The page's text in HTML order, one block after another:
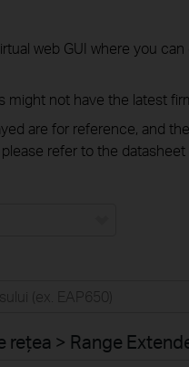
web GUI where you
might not have the latest
are for reference, and
refer to the datasheet
rețea > Range